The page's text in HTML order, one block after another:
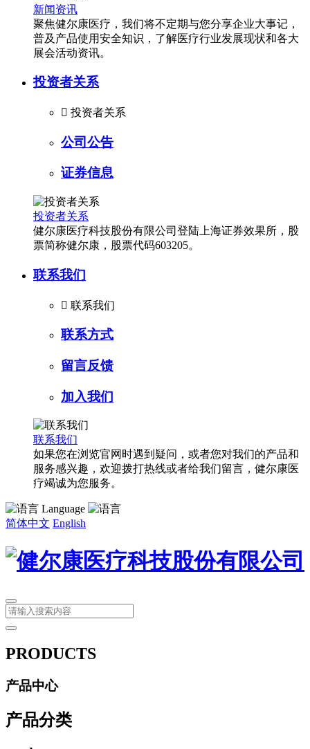
新闻资讯
聚焦健尔康医疗，我们将不定期与您分享企业大事记，
普及产品使用安全知识，了解医疗行业发展现状和各大
展会活动资讯。
投资者关系
 投资者关系
公司公告
证券信息
投资者关系
健尔康医疗科技股份有限公司登陆上海证券效果所，股
票简称健尔康，股票代码603205。
联系我们
 联系我们
联系方式
留言反馈
加入我们
联系我们
如果您在浏览官网时遇到疑问，或者您对我们的产品和
服务感兴趣，欢迎拨打热线或者给我们留言，健尔康医
疗竭诚为您服务。
Language
简体中文 English
PRODUCTS
产品中心
产品分类